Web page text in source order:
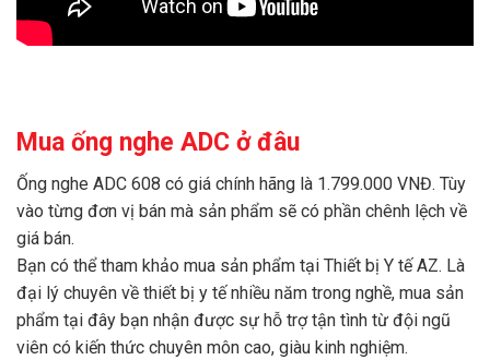
Mua ống nghe ADC ở đâu
Ống nghe ADC 608 có giá chính hãng là 1.799.000 VNĐ. Tùy
vào từng đơn vị bán mà sản phẩm sẽ có phần chênh lệch về
giá bán.
Bạn có thể tham khảo mua sản phẩm tại Thiết bị Y tế AZ. Là
đại lý chuyên về thiết bị y tế nhiều năm trong nghề, mua sản
phẩm tại đây bạn nhận được sự hỗ trợ tận tình từ đội ngũ
viên có kiến thức chuyên môn cao, giàu kinh nghiệm.